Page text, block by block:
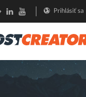
Prihlásiť sa